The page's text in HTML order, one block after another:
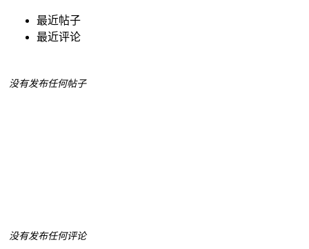
最近帖子
最近评论
没有发布任何帖子
没有发布任何评论